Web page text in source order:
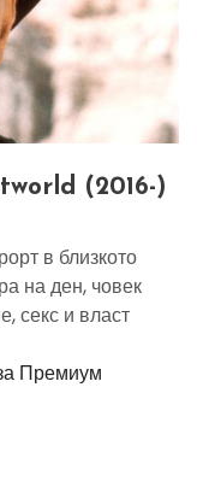
(2016-)
в близкото
на ден, човек
секс и власт
Премиум